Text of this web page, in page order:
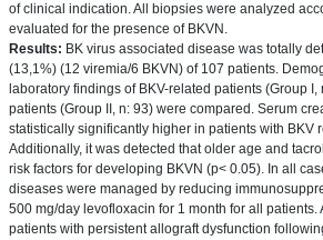
of clinical indication. All biopsies were analyzed
evaluated for the presence of BKVN.
Results: BK virus associated disease was totally
(13,1%) (12 viremia/6 BKVN) of 107 patients.
laboratory findings of BKV-related patients (Group
patients (Group II, n: 93) were compared. Serum
statistically significantly higher in patients with BKV
Additionally, it was detected that older age and
risk factors for developing BKVN (p< 0.05). In all
diseases were managed by reducing
500 mg/day levofloxacin for 1 month for all patients.
patients with persistent allograft dysfunction